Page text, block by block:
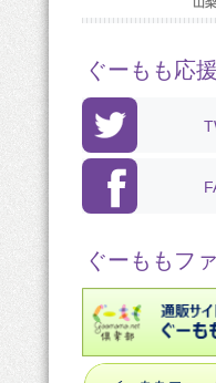
ぐーもも応
ぐーももフ